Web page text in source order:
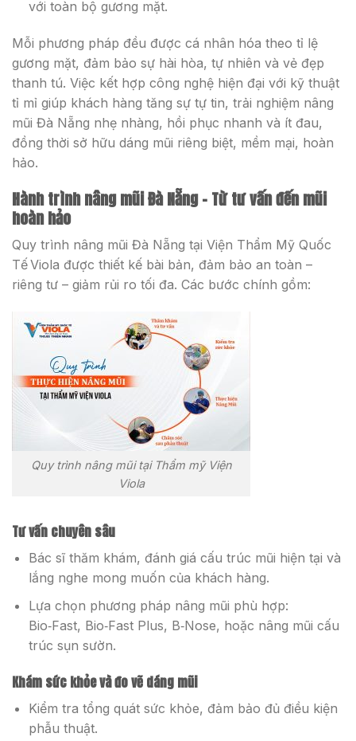
với toàn bộ gương mặt.
Mỗi phương pháp đều được cá nhân hóa theo tỉ lệ
gương mặt, đảm bảo sự hài hòa, tự nhiên và vẻ đẹp
thanh tú. Việc kết hợp công nghệ hiện đại với kỹ thuật
tỉ mỉ giúp khách hàng tăng sự tự tin, trải nghiệm nâng
mũi Đà Nẵng nhẹ nhàng, hồi phục nhanh và ít đau,
đồng thời sở hữu dáng mũi riêng biệt, mềm mại, hoàn
hảo.
Hành trình nâng mũi Đà Nẵng – Từ tư vấn đến mũi
hoàn hảo
Quy trình nâng mũi Đà Nẵng tại Viện Thẩm Mỹ Quốc
Tế Viola được thiết kế bài bản, đảm bảo an toàn –
riêng tư – giảm rủi ro tối đa. Các bước chính gồm:
Quy trình nâng mũi tại Thẩm mỹ Viện
Viola
Tư vấn chuyên sâu
Bác sĩ thăm khám, đánh giá cấu trúc mũi hiện tại và
lắng nghe mong muốn của khách hàng.
Lựa chọn phương pháp nâng mũi phù hợp:
Bio‑Fast, Bio‑Fast Plus, B‑Nose, hoặc nâng mũi cấu
trúc sụn sườn.
Khám sức khỏe và đo vẽ dáng mũi
Kiểm tra tổng quát sức khỏe, đảm bảo đủ điều kiện
phẫu thuật.